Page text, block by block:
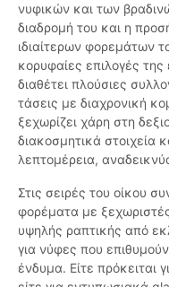
νυφικών και των
διαδρομή του και η
ιδιαίτερων φορεμάτων
κορυφαίες επιλογές
διαθέτει πλούσιες
τάσεις με διαχρονική
ξεχωρίζει χάρη στη
διακοσμητικά στοιχεία
λεπτομέρεια,
Στις σειρές του οίκου
φορέματα με
υψηλής ραπτικής από
για νύφες που
ένδυμα. Είτε πρόκειται